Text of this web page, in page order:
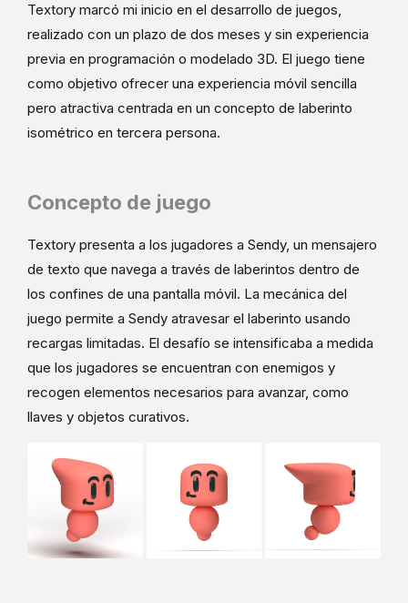
Textory marcó mi inicio en el desarrollo de juegos,
realizado con un plazo de dos meses y sin experiencia
previa en programación o modelado 3D. El juego tiene
como objetivo ofrecer una experiencia móvil sencilla
pero atractiva centrada en un concepto de laberinto
isométrico en tercera persona.
Concepto de juego
Textory presenta a los jugadores a Sendy, un mensajero
de texto que navega a través de laberintos dentro de
los confines de una pantalla móvil. La mecánica del
juego permite a Sendy atravesar el laberinto usando
recargas limitadas. El desafío se intensificaba a medida
que los jugadores se encuentran con enemigos y
recogen elementos necesarios para avanzar, como
llaves y objetos curativos.